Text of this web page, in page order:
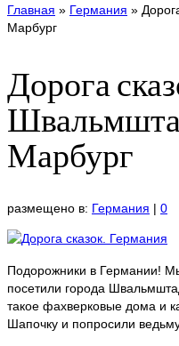
Главная » Германия »
Марбург
Дорога
Марбург
размещено в: Германия | 0
Подорожники в Германии!
посетили города
такое фахверковые дома и
Шапочку и попросили